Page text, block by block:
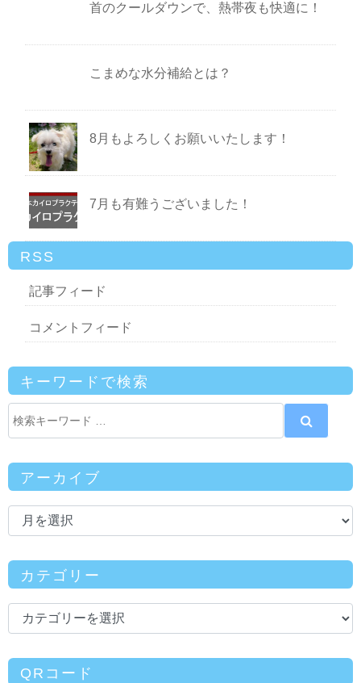
首のクールダウンで、熱帯夜も快適に！
こまめな水分補給とは？
8月もよろしくお願いいたします！
7月も有難うございました！
RSS
記事フィード
コメントフィード
キーワードで検索
アーカイブ
カテゴリー
QRコード